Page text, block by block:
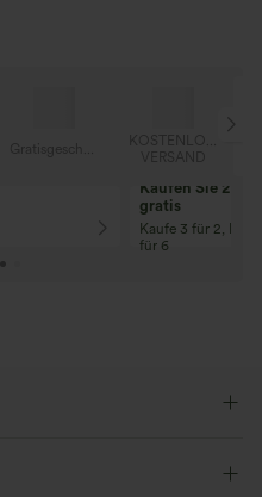
Kaufen Sie 2
gratis
Kaufe 3 für 2,
für 6